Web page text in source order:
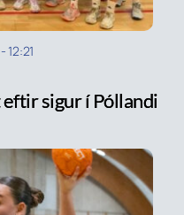
-12:21
sigur í Póllandi